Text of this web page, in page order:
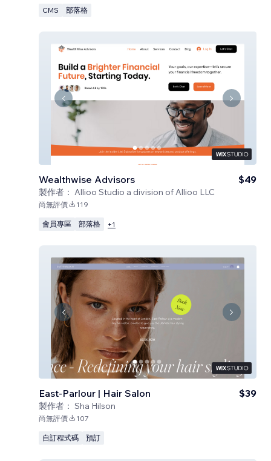
CMS 部落格
Wealthwise Advisors
製作者： Allioo Studio a division of Allioo LLC
$49
尚無評價 119
會員專區 部落格 +1
East-Parlour | Hair Salon
製作者： Sha Hilson
$39
尚無評價 107
自訂程式碼 預訂